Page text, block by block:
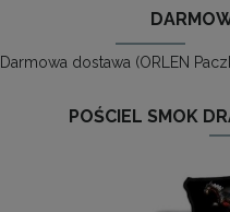
Darmowa dostawa (ORLEN
POŚCIEL SMOK